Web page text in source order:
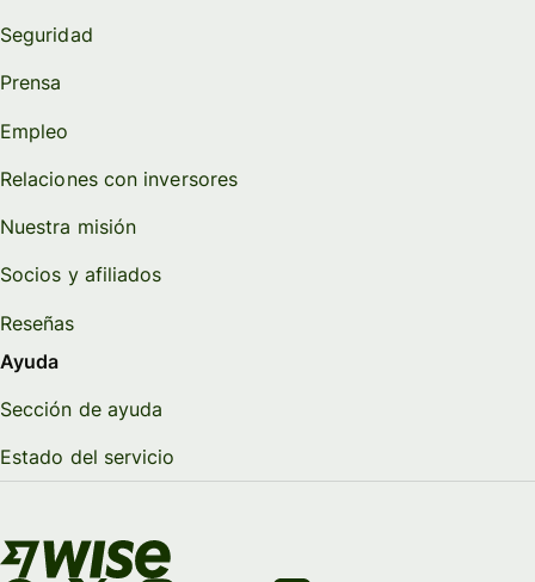
Seguridad
Prensa
Empleo
Relaciones con inversores
Nuestra misión
Socios y afiliados
Reseñas
Ayuda
Sección de ayuda
Estado del servicio